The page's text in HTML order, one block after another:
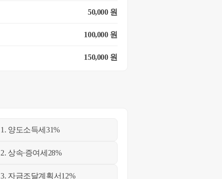
50,000 원
100,000 원
150,000 원
1. 양도소득세31%
2. 상속∙증여세 28%
3. 자금조달계획서12%